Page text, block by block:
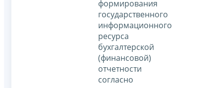
формирования
государственного
информационного
ресурса
бухгалтерской
(финансовой)
отчетности
согласно